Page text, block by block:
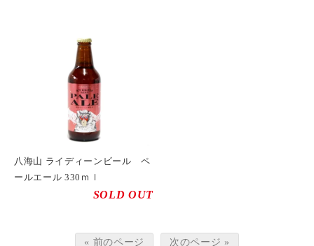
八海山 ライディーンビール ペ
ールエール 330ｍｌ
SOLD OUT
« 前のページ 次のページ »